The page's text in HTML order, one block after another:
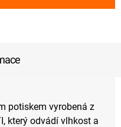
potiskem vyrobená z
který odvádí vlhkost a